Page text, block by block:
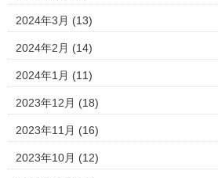
2024年3月 (13)
2024年2月 (14)
2024年1月 (11)
2023年12月 (18)
2023年11月 (16)
2023年10月 (12)